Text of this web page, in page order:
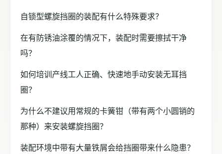
自锁型螺旋挡圈的装配有什么特殊要求？
在有防锈油涂覆的情况下，装配时需要擦拭干净
吗？
如何培训产线工人正确、快速地手动安装无耳挡
圈？
为什么不建议用常规的卡簧钳（带有两个小圆销的
那种）来安装螺旋挡圈？
装配环境中带有大量铁屑会给挡圈带来什么隐患？